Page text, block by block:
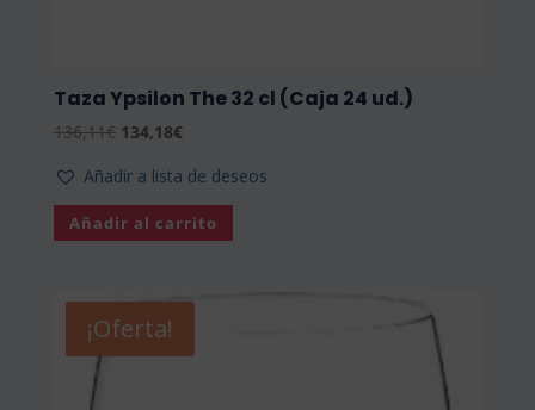
Taza Ypsilon The 32 cl (Caja 24 ud.)
136,11€ El
original
era:
136,11€.
134,18€El
actual
es:
134,18€.
Añadir a lista de deseos
Añadir al carrito
¡Oferta!